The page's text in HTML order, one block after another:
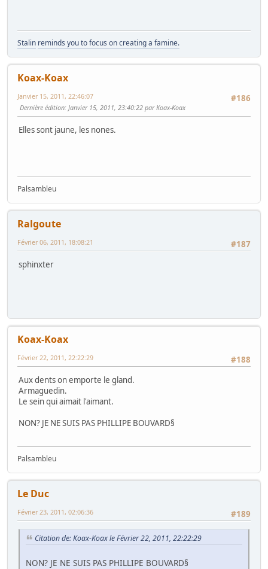
Stalin reminds you to focus on creating a famine.
Koax-Koax
#186
Janvier 15, 2011, 22:46:07
Dernière édition: Janvier 15, 2011, 23:40:22 par Koax-Koax
Elles sont jaune, les nones.
Palsambleu
Ralgoute
#187
Février 06, 2011, 18:08:21
sphinxter
Koax-Koax
#188
Février 22, 2011, 22:22:29
Aux dents on emporte le gland.
Armaguedin.
Le sein qui aimait l'aimant.
NON? JE NE SUIS PAS PHILLIPE BOUVARD§
Palsambleu
Le Duc
#189
Février 23, 2011, 02:06:36
Citation de: Koax-Koax le Février 22, 2011, 22:22:29
NON? JE NE SUIS PAS PHILLIPE BOUVARD§